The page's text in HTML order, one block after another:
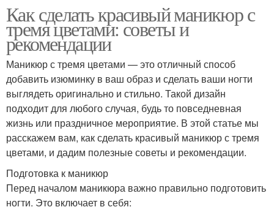
Как сделать красивый маникюр с
тремя цветами: советы и
рекомендации
Маникюр с тремя цветами — это отличный способ
добавить изюминку в ваш образ и сделать ваши ногти
выглядеть оригинально и стильно. Такой дизайн
подходит для любого случая, будь то повседневная
жизнь или праздничное мероприятие. В этой статье мы
расскажем вам, как сделать красивый маникюр с тремя
цветами, и дадим полезные советы и рекомендации.
Подготовка к маникюр
Перед началом маникюра важно правильно подготовить
ногти. Это включает в себя: